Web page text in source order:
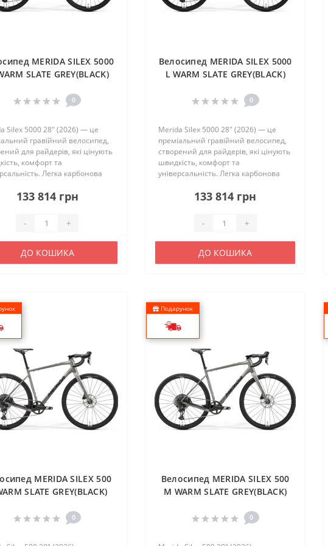
MERIDA SILEX 5000
SLATE GREY(BLACK)
0
Silex 5000 28″ (2026) — це
гравійний велосипед,
для райдерів, які цінують
комфорт та
Легка карбонова
вилкою забезпечує
133 814 грн
- +
ДО КОШИКА
Велосипед MERIDA SILEX 5000
L WARM SLATE GREY(BLACK)
0
Merida Silex 5000 28″ (2026) — це
преміальний гравійний велосипед,
створений для райдерів, які цінують
швидкість, комфорт та
універсальність. Легка карбонова
карбоновою вилкою забезпечує
133 814 грн
- +
ДО КОШИКА
MERIDA SILEX 500
SLATE GREY(BLACK)
0
Подарунок
Велосипед MERIDA SILEX 500
M WARM SLATE GREY(BLACK)
0